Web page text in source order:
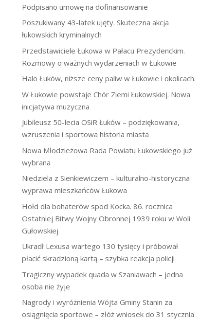
Podpisano umowę na dofinansowanie
Poszukiwany 43-latek ujęty. Skuteczna akcja
łukowskich kryminalnych
Przedstawiciele Łukowa w Pałacu Prezydenckim.
Rozmowy o ważnych wydarzeniach w Łukowie
Halo Łuków, niższe ceny paliw w Łukowie i okolicach.
W Łukowie powstaje Chór Ziemi Łukowskiej. Nowa
inicjatywa muzyczna
Jubileusz 50-lecia OSiR Łuków – podziękowania,
wzruszenia i sportowa historia miasta
Nowa Młodzieżowa Rada Powiatu Łukowskiego już
wybrana
Niedziela z Sienkiewiczem – kulturalno-historyczna
wyprawa mieszkańców Łukowa
Hołd dla bohaterów spod Kocka. 86. rocznica
Ostatniej Bitwy Wojny Obronnej 1939 roku w Woli
Gułowskiej
Ukradł Lexusa wartego 130 tysięcy i próbował
płacić skradzioną kartą – szybka reakcja policji
Tragiczny wypadek quada w Szaniawach – jedna
osoba nie żyje
Nagrody i wyróżnienia Wójta Gminy Stanin za
osiągnięcia sportowe – złóż wniosek do 31 stycznia